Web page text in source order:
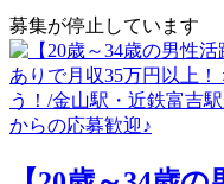
募集が停止しています